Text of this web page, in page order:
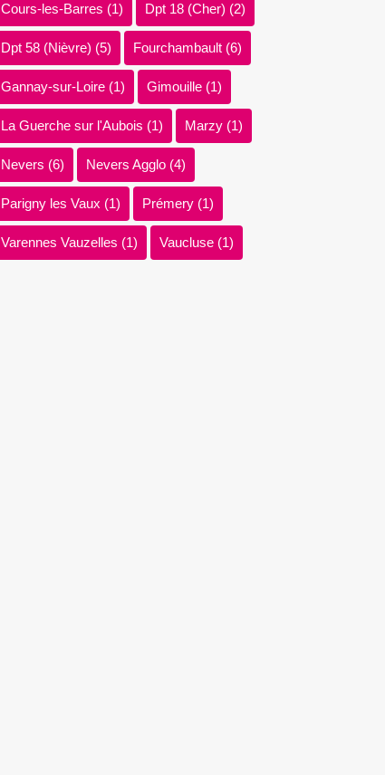
Cours-les-Barres (1) Dpt 18 (Cher) (2)
Dpt 58 (Nièvre) (5) Fourchambault(6)
Gannay-sur-Loire(1) Gimouille(1)
La Guerche sur l'Aubois (1) Marzy(1)
Nevers (6) Nevers Agglo(4)
Parigny les Vaux (1) Prémery(1)
Varennes Vauzelles (1) Vaucluse(1)